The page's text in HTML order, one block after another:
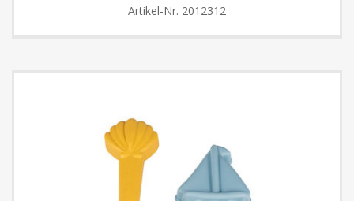
Artikel-Nr. 2012312